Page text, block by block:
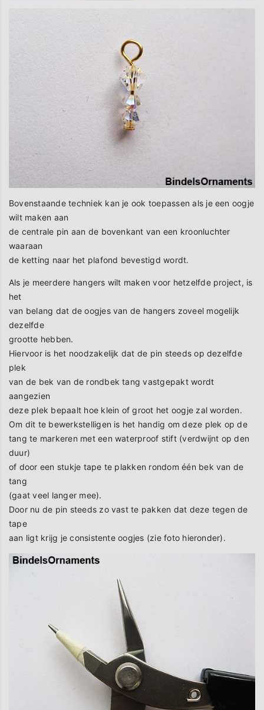
Bovenstaande techniek kan je ook toepassen als je een oogje
wilt maken aan
de centrale pin aan de bovenkant van een kroonluchter
waaraan
de ketting naar het plafond bevestigd wordt.
Als je meerdere hangers wilt maken voor hetzelfde project, is
het
van belang dat de oogjes van de hangers zoveel mogelijk
dezelfde
grootte hebben.
Hiervoor is het noodzakelijk dat de pin steeds op dezelfde
plek
van de bek van de rondbek tang vastgepakt wordt
aangezien
deze plek bepaalt hoe klein of groot het oogje zal worden.
Om dit te bewerkstelligen is het handig om deze plek op de
tang te markeren met een waterproof stift (verdwijnt op den
duur)
of door een stukje tape te plakken rondom één bek van de
tang
(gaat veel langer mee).
Door nu de pin steeds zo vast te pakken dat deze tegen de
tape
aan ligt krijg je consistente oogjes (zie foto hieronder).